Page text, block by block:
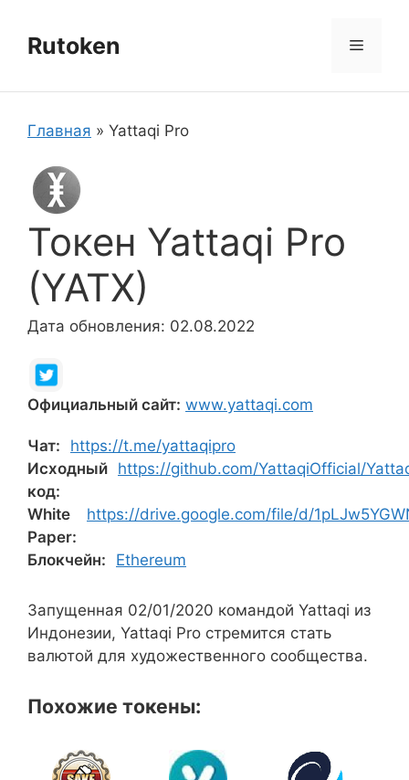
содержимому
Rutoken Меню
Главная » Yattaqi Pro
Токен Yattaqi Pro
(YATX)
Дата обновления: 02.08.2022
Официальный сайт: www.yattaqi.com
Чат:
https://t.me/yattaqipro
Исходный
код:
https://github.com/YattaqiOfficial/
White
Paper:
https://drive.google.com/file/d/
Блокчейн: Ethereum
Запущенная 02/01/2020 командой Yattaqi из
Индонезии, Yattaqi Pro стремится стать
валютой для художественного сообщества.
Похожие токены: